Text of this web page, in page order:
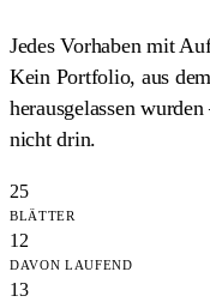
Jedes Vorhaben mit
Kein Portfolio, aus
herausgelassen
nicht drin.
25
BLÄTTER
12
DAVON LAUFEND
13